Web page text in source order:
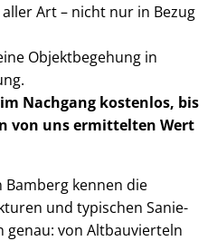
Art – nicht nur in Bezug
Objektbegehung in
Nachgang kostenlos, bis
von uns ermittelten Wert
kennen die
und typischen Sa­nie­
von Altbauvierteln